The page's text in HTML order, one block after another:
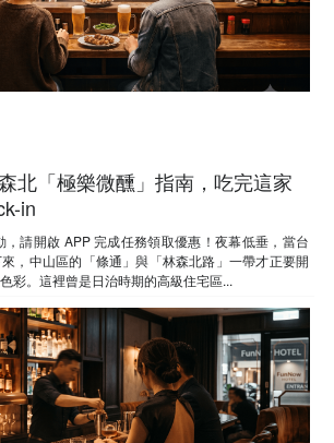
北「極樂微醺」指南，吃完這家
in
，請開啟 APP 完成任務領取優惠！夜幕低垂，當台
，中山區的「條通」與「林森北路」一帶才正要開
彩。這裡曾是日治時期的高級住宅區...